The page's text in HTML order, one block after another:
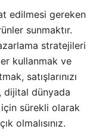
edilmesi gereken
sunmaktır.
stratejileri
kullanmak ve
satışlarınızı
dijital dünyada
sürekli olarak
olmalısınız.